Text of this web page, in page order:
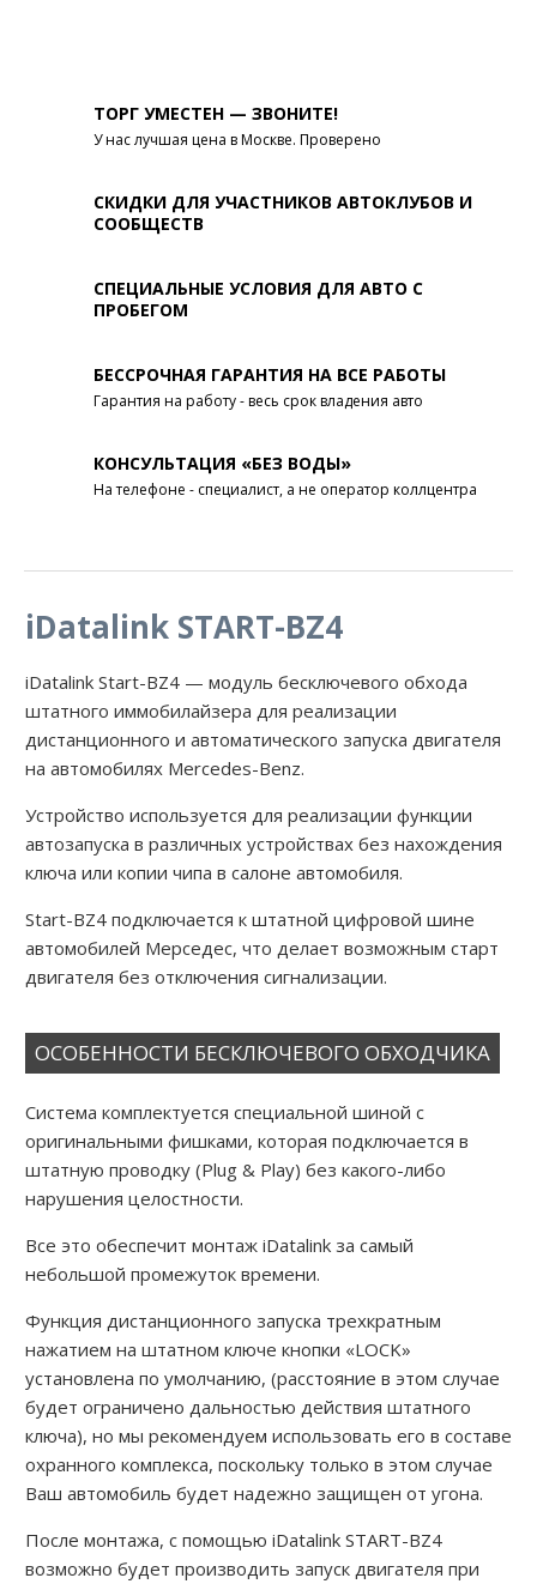
ТОРГ УМЕСТЕН — ЗВОНИТЕ!
У нас лучшая цена в Москве. Проверено
СКИДКИ ДЛЯ УЧАСТНИКОВ АВТОКЛУБОВ И
СООБЩЕСТВ
СПЕЦИАЛЬНЫЕ УСЛОВИЯ ДЛЯ АВТО С
ПРОБЕГОМ
БЕССРОЧНАЯ ГАРАНТИЯ НА ВСЕ РАБОТЫ
Гарантия на работу - весь срок владения авто
КОНСУЛЬТАЦИЯ «БЕЗ ВОДЫ»
На телефоне - специалист, а не оператор коллцентра
iDatalink START-BZ4
iDatalink Start-BZ4 — модуль бесключевого обхода
штатного иммобилайзера для реализации
дистанционного и автоматического запуска двигателя
на автомобилях Mercedes-Benz.
Устройство используется для реализации функции
автозапуска в различных устройствах без нахождения
ключа или копии чипа в салоне автомобиля.
Start-BZ4 подключается к штатной цифровой шине
автомобилей Мерседес, что делает возможным старт
двигателя без отключения сигнализации.
ОСОБЕННОСТИ БЕСКЛЮЧЕВОГО ОБХОДЧИКА
Система комплектуется специальной шиной с
оригинальными фишками, которая подключается в
штатную проводку (Plug & Play) без какого-либо
нарушения целостности.
Все это обеспечит монтаж iDatalink за самый
небольшой промежуток времени.
Функция дистанционного запуска трехкратным
нажатием на штатном ключе кнопки «LOCK»
установлена по умолчанию, (расстояние в этом случае
будет ограничено дальностью действия штатного
ключа), но мы рекомендуем использовать его в составе
охранного комплекса, поскольку только в этом случае
Ваш автомобиль будет надежно защищен от угона.
После монтажа, с помощью iDatalink START-BZ4
возможно будет производить запуск двигателя при